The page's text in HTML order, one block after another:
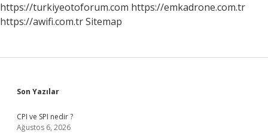
https://turkiyeotoforum.com https://emkadrone.com.tr
https://awifi.com.trSitemap
Sidebar
Son Yazılar
CPI ve SPI nedir ?
Ağustos 6, 2026